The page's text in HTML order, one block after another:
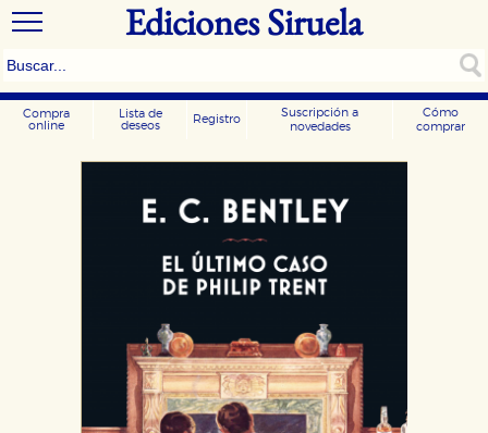
Ediciones Siruela
Compra
online
Lista de
deseos
Registro
Suscripción a
novedades
Cómo
comprar